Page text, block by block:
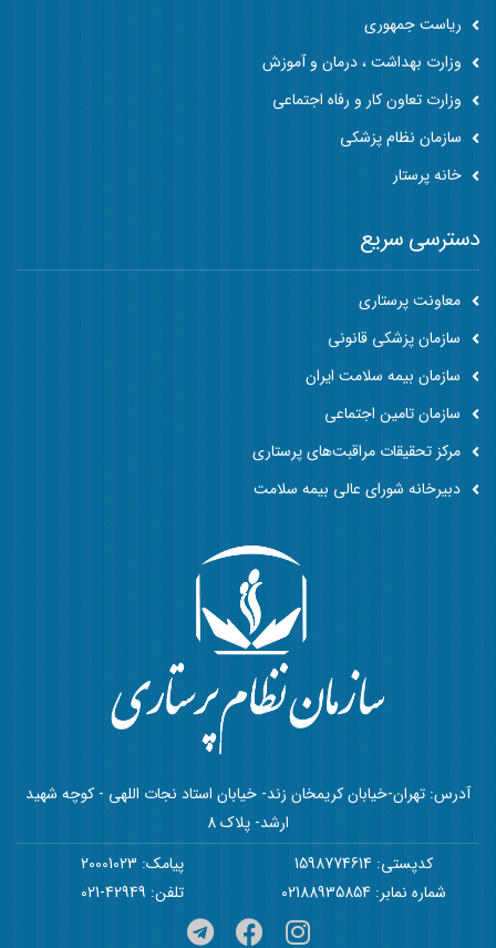
ریاست جمهوری
وزارت بهداشت ، درمان و آموزش
وزارت تعاون کار و رفاه اجتماعی
سازمان نظام پزشکی
خانه پرستار
آدرس: تهران-خیابان کریمخان زند- خیابان استاد نجات اللهی - کوچه شهید
ارشد- پلاک 8
کدپستی: 1598774614
پیامک: 20001023
شماره نمابر: 02188935854
تلفن: 42949-021
دسترسی سریع
معاونت پرستاری
سازمان پزشکی قانونی
سازمان بیمه سلامت ایران
سازمان تامین اجتماعی
مرکز تحقیقات مراقبت‌های پرستاری
دبیرخانه شورای عالی بیمه سلامت